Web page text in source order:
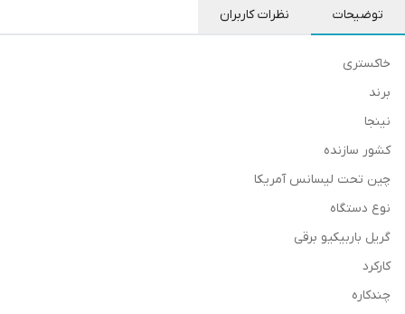
توضیحات نظرات کاربران
خاکستری
برند
نینجا
کشور سازنده
چین تحت لیسانس آمریکا
نوع دستگاه
گریل باربیکیو برقی
کارکرد
چندکاره